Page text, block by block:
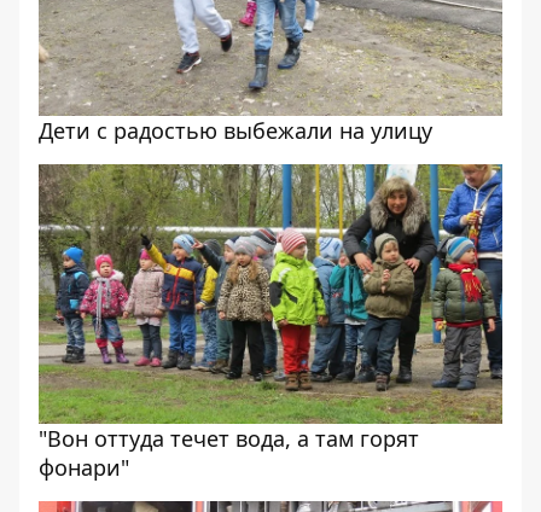
Дети с радостью выбежали на улицу
"Вон оттуда течет вода, а там горят
фонари"